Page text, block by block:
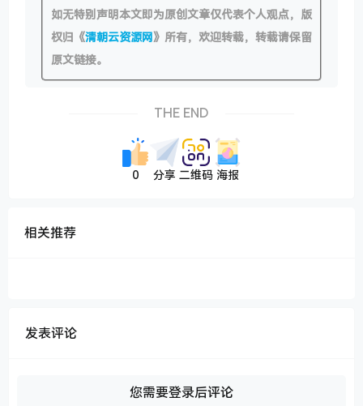
如无特别声明本文即为原创文章仅代表个人观点，版
权归《清朝云资源网》所有，欢迎转载，转载请保留
原文链接。
THE END
0 分享 二维码 海报
相关推荐
发表评论
您需要登录后评论